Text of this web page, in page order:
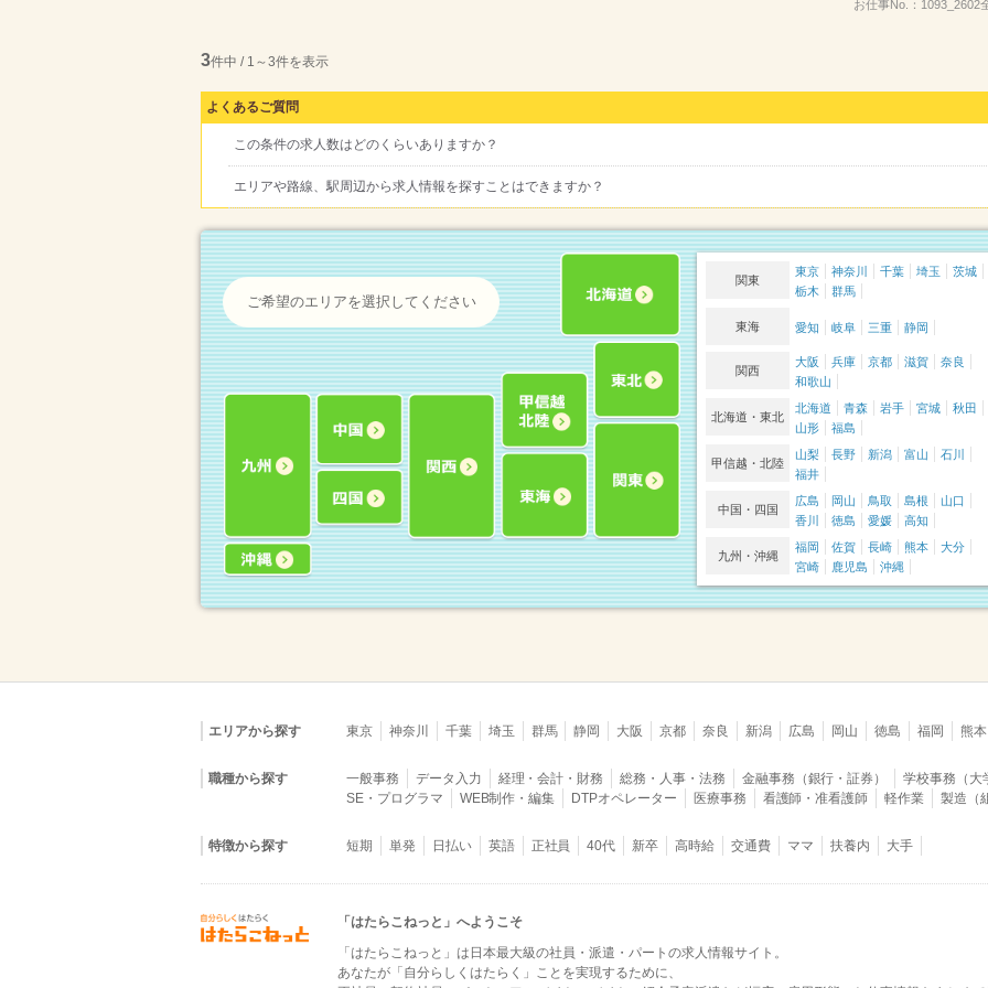
お仕事No.： 1093_2602
3件中 / 1～3件を表示
よくあるご質問
この条件の求人数はどのくらいありますか？
エリアや路線、駅周辺から求人情報を探すことはできますか？
ご希望のエリアを選択してください
関東
東京 神奈川 千葉 埼玉
茨城
栃木
群馬
東海 愛知 岐阜 三重 静岡
関西
大阪 兵庫 京都 滋賀
奈良
和歌山
北海道・東北
北海道 青森 岩手 宮城
秋田
山形
福島
甲信越・北陸
山梨 長野 新潟 富山
石川
福井
中国・四国
広島 岡山 鳥取 島根
山口
香川
徳島 愛媛 高知
九州・沖縄
福岡 佐賀 長崎 熊本
大分
宮崎
鹿児島 沖縄
エリアから探す 東京 神奈川 千葉 埼玉 群馬 静岡 大阪 京都 奈良 新潟 広島 岡山 徳島 福岡 熊本
職種から探す 一般事務 データ入力 経理・会計・財務 総務・人事・法務 金融事務（銀行・証券） 学校事務（大
SE・プログラマ
WEB制作・編集 DTPオペレーター 医療事務 看護師・准看護師 軽作業 製造（
特徴から探す 短期 単発 日払い 英語 正社員 40代 新卒 高時給 交通費 ママ 扶養内 大手
「はたらこねっと」へようこそ
「はたらこねっと」は日本最大級の社員・派遣・パートの求人情報サイト。
あなたが「自分らしくはたらく」ことを実現するために、